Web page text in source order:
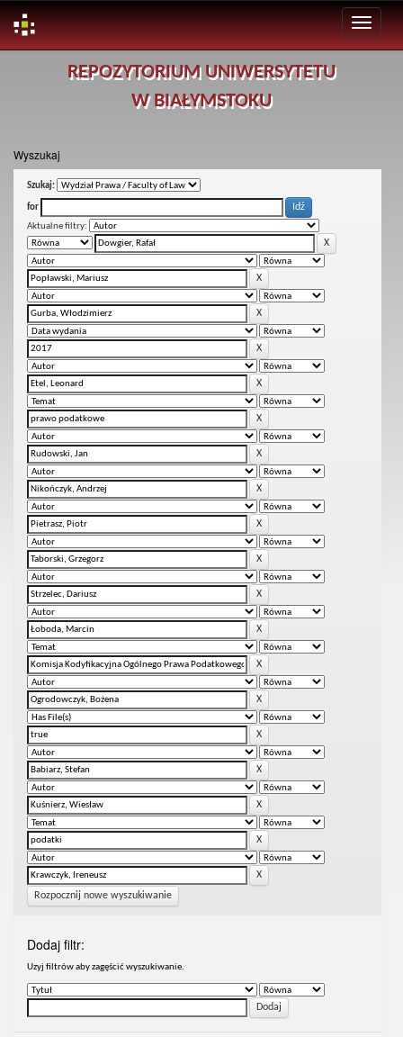
REPOZYTORIUM UNIWERSYTETU
W BIAŁYMSTOKU
Wyszukaj
Szukaj:
for
Aktualne filtry:
Rozpocznij nowe wyszukiwanie
Dodaj filtr:
Uzyj filtrów aby zagęścić wyszukiwanie.